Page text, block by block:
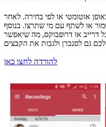
אוטומטי או לפי בחירה. לאחר
או לשתף עם מי שתרצו. בנוסף
דרייב או דרופבוקס, מה שיאפשר
להורדה לחצו כאן